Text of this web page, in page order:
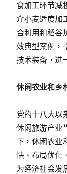
食加工环节减
介小麦适度加
合利用和稻谷
效典型案例，
技术装备，进
休闲农业和乡
党的十八大以
休闲旅游产业
下，休闲农业
快、布局优化
为经济社会发